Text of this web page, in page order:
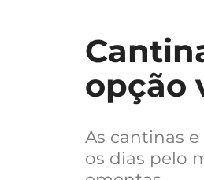
opção
As cantinas
os dias pelo